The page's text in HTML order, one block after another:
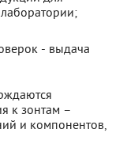
- выдача
к зонтам –
и компонентов,